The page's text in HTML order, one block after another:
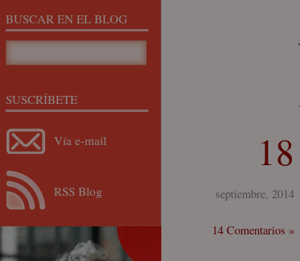
18
septiembre, 2014
14 Comentarios »
BUSCAR EN EL BLOG
SUSCRÍBETE
Vía e-mail
RSS Blog